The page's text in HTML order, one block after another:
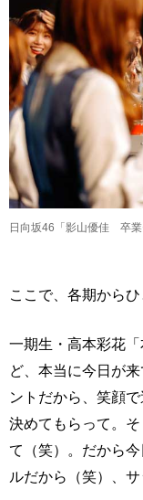
日向坂46「影山優佳 卒
ここで、各期から
一期生・高本彩花
ど、本当に今日が
ントだから、笑顔
決めてもらって。
て（笑）。だから
ルだから（笑）、